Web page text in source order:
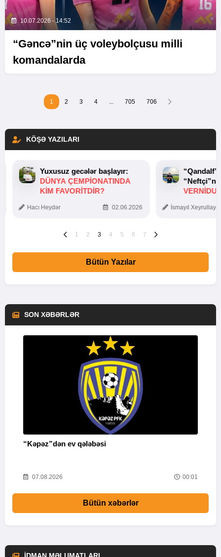
10.07.2026 - 14:52
“Gəncə”nin üç voleybolçusu milli
komandalarda
1 2 3 4 ... 705 706
KÖŞƏ YAZILARI
Yuxusuz gecələr başlayır:
DÜNYA ÇEMPIONATINDA
KIM FAVORITDIR?
Hacı Heydər 02.06.2026 İsmayıl
1 2 3 4 5 6 7
Bütün Yazılar
SON XƏBƏRLƏR
“Kəpəz”dən ev qələbəsi
07.08.2026 00:01
Bütün xəbərlər